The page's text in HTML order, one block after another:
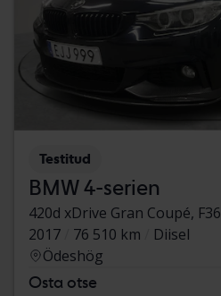
Testitud
BMW 4-serien
420d xDrive Gran Coupé, F36
2017
76 510 km
Diisel
Ödeshög
Osta otse